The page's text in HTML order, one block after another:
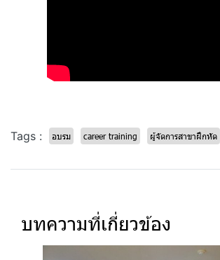
Tags : อบรม career training ผู้จัดการสาขาฝึกหัด
บทความที่เกี่ยวข้อง